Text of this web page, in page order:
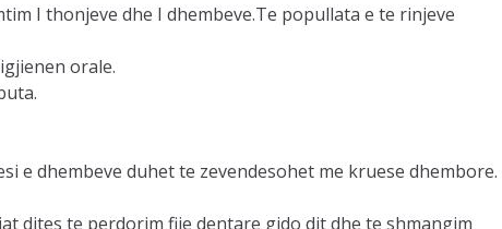
I thonjeve dhe I dhembeve.Te popullata e te rinjeve
orale.
e dhembeve duhet te zevendesohet me kruese dhembore.
dites te perdorim fije dentare gjdo dit dhe te shmangim